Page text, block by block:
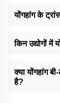
रिलीज़ गुणों को
योंगहांग के
जिससे 30%
होता है।
किन उद्योगों में
उपकरण उद्योगों
क्या योंगहांग
है?